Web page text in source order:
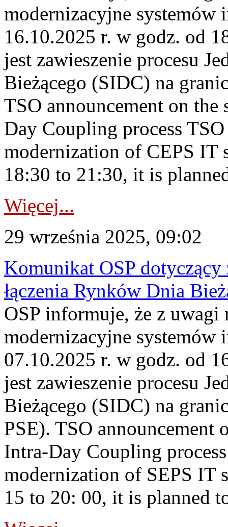
modernizacyjne
16.10.2025 r. w godz. od
jest zawieszenie procesu
Bieżącego (SIDC) na
TSO announcement on
Day Coupling process
modernization of CEPS IT
18:30 to 21:30, it is
Więcej...
29 września 2025, 09:02
Komunikat OSP dotyczący
łączenia Rynków Dnia
OSP informuje, że z uwagi
modernizacyjne systemów
07.10.2025 r. w godz. od
jest zawieszenie procesu
Bieżącego (SIDC) na
PSE). TSO announcement
Intra-Day Coupling
modernization of SEPS IT
15 to 20: 00, it is planned